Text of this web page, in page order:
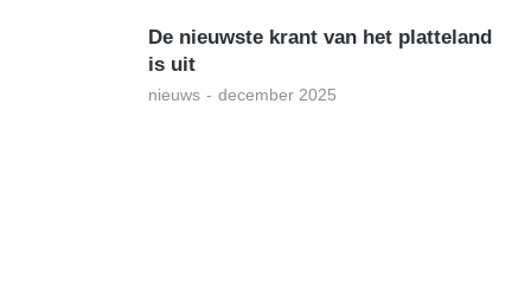
De nieuwste krant van het platteland
is uit
nieuws december 2025